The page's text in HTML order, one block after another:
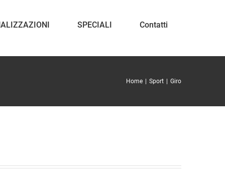
SPECIALI Contatti
Home Sport Giro